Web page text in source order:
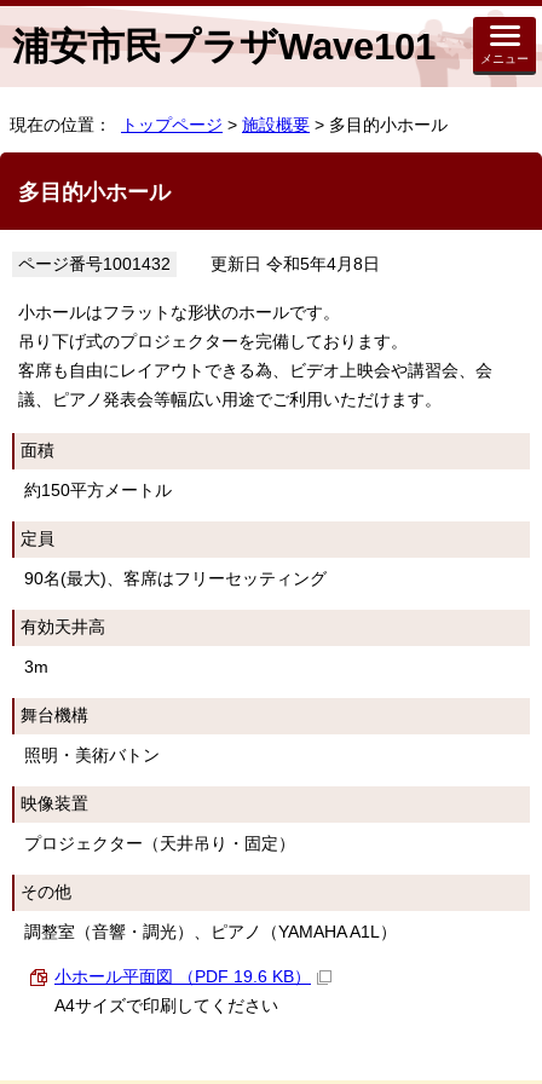
浦安市民プラザWave101 メニュー
現在の位置： トップページ > 施設概要 > 多目的小ホール
多目的小ホール
ページ番号1001432 更新日 令和5年4月8日
小ホールはフラットな形状のホールです。
吊り下げ式のプロジェクターを完備しております。
客席も自由にレイアウトできる為、ビデオ上映会や講習会、会
議、ピアノ発表会等幅広い用途でご利用いただけます。
面積
約150平方メートル
定員
90名(最大)、客席はフリーセッティング
有効天井高
3m
舞台機構
照明・美術バトン
映像装置
プロジェクター（天井吊り・固定）
その他
調整室（音響・調光）、ピアノ（YAMAHA A1L）
小ホール平面図 （PDF 19.6 KB）
A4サイズで印刷してください